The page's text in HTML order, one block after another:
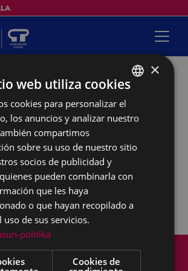
- 12:00
clases de
con perspectiva
del Sitio
de cookies
Contacto
BASQUE
SPANISH
×
web utiliza cookies
cookies para personalizar el
los anuncios y analizar nuestro
compartimos
sobre su uso de nuestro sitio
socios de publicidad y
pueden combinarla con
que les haya
o que hayan recopilado a
uso de sus servicios.
politika
Cookies de